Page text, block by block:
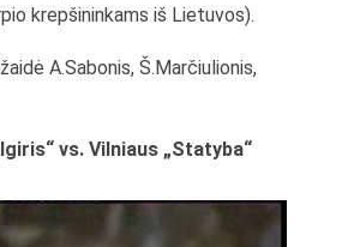
krepšininkams iš Lietuvos).
A.Sabonis, Š.Marčiulionis,
vs. Vilniaus „Statyba“